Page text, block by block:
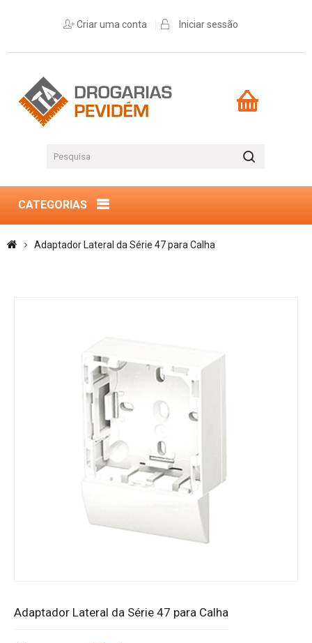
Criar uma conta Iniciar sessão
CATEGORIAS
Adaptador Lateral da Série 47 para Calha
Adaptador Lateral da Série 47 para Calha